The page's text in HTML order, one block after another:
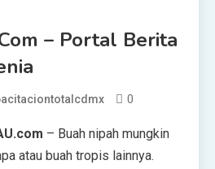
– Portal Berita
0
– Buah nipah mungkin
atau buah tropis lainnya.